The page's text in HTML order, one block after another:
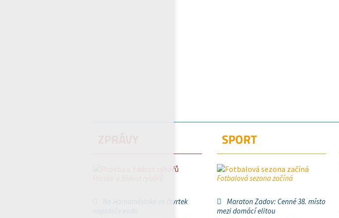
Na Hornoměstské ve čtvrtek
SPORT
Fotbalová sezona začíná
Maraton Zadov: Cenné 38. místo
mezi domácí elitou